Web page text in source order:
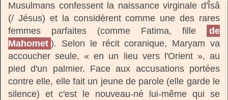
Musulmans confessent la naissance virginale d'Îsâ
(/ Jésus) et la considèrent comme une des rares
femmes parfaites (comme Fatima, fille
de
Mahomet ). Selon le récit coranique, Maryam va
accoucher seule, « en un lieu vers l'Orient », au
pied d'un palmier. Face aux accusations portées
contre elle, elle fait un jeune de parole (elle garde le
silence) et c'est le nouveau-né lui-même qui se